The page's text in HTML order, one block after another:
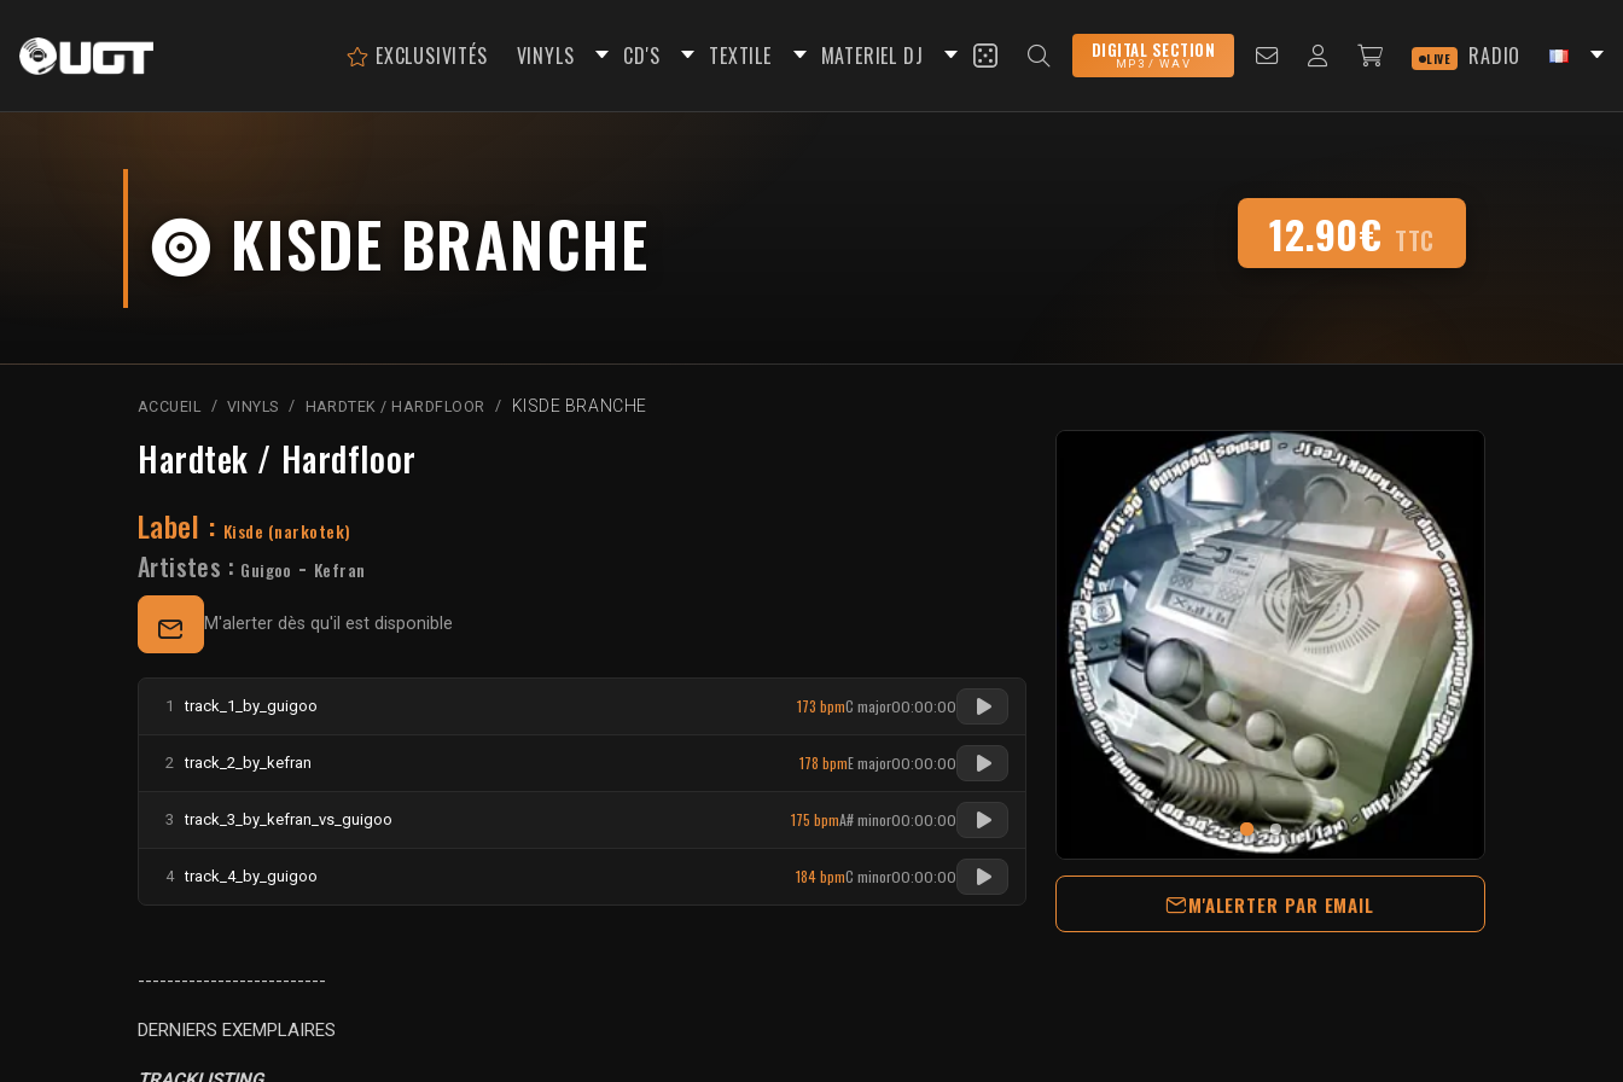
EXCLUSIVITÉS VINYLS CD'S TEXTILE MATERIEL DJ DIGITAL SECTION
MP3 / WAV LIVE RADIO
KISDE BRANCHE 12.90€ TTC
ACCUEIL VINYLS HARDTEK / HARDFLOOR KISDE BRANCHE
Hardtek / Hardfloor
Label : Kisde (narkotek)
Artistes : Guigoo - Kefran
M'alerter dès qu'il est disponible
1 track_1_by_guigoo 173 bpmC major00:00:00
2 track_2_by_kefran 178 bpmE major00:00:00
3 track_3_by_kefran_vs_guigoo 175 bpmA# minor00:00:00
4 track_4_by_guigoo 184 bpmC minor00:00:00
--------------------------
DERNIERS EXEMPLAIRES
M'ALERTER PAR EMAIL